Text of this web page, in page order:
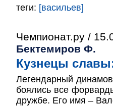
теги: [васильев]
Чемпионат.ру /
Бектемиров Ф.
Кузнецы
Легендарный
боялись все
дружбе. Его имя –